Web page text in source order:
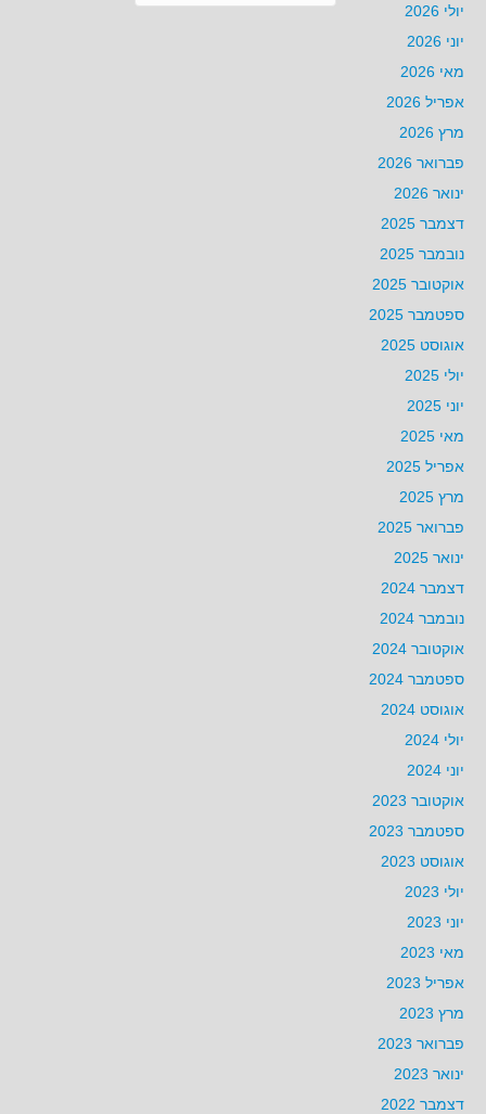
יולי 2026
יוני 2026
מאי 2026
אפריל 2026
מרץ 2026
פברואר 2026
ינואר 2026
דצמבר 2025
נובמבר 2025
אוקטובר 2025
ספטמבר 2025
אוגוסט 2025
יולי 2025
יוני 2025
מאי 2025
אפריל 2025
מרץ 2025
פברואר 2025
ינואר 2025
דצמבר 2024
נובמבר 2024
אוקטובר 2024
ספטמבר 2024
אוגוסט 2024
יולי 2024
יוני 2024
אוקטובר 2023
ספטמבר 2023
אוגוסט 2023
יולי 2023
יוני 2023
מאי 2023
אפריל 2023
מרץ 2023
פברואר 2023
ינואר 2023
דצמבר 2022